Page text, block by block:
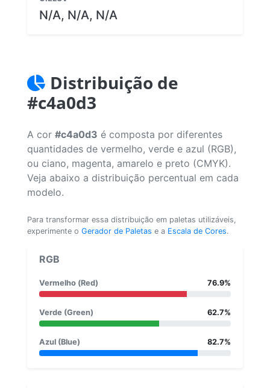
N/A, N/A, N/A
Distribuição de
#c4a0d3
A cor #c4a0d3 é composta por diferentes
quantidades de vermelho, verde e azul (RGB),
ou ciano, magenta, amarelo e preto (CMYK).
Veja abaixo a distribuição percentual em cada
modelo.
Para transformar essa distribuição em paletas utilizáveis,
experimente o Gerador de Paletas e a Escala de Cores.
RGB
Vermelho (Red) 76.9%
Verde (Green) 62.7%
Azul (Blue) 82.7%